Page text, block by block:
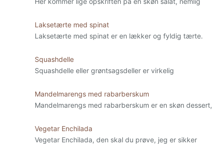
Laksetærte med spinat
Laksetærte med spinat er en lækker og fyldig tærte.
Squashdelle
Squashdelle eller grøntsagsdeller er virkelig
Mandelmarengs med rabarberskum
Mandelmarengs med rabarberskum er en skøn dessert,
Vegetar Enchilada
Vegetar Enchilada, den skal du prøve, jeg er sikker